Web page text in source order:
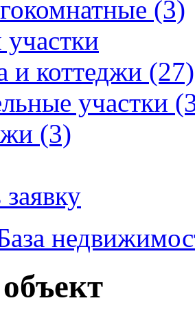
(3)
и коттеджи (27)
участки
(3)